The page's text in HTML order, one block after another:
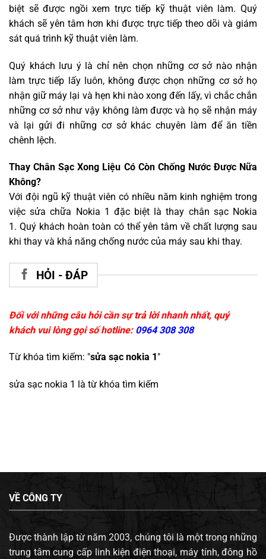
biệt sẽ được ngồi xem trực tiếp kỹ thuật viên làm. Quý
khách sẽ yên tâm hơn khi được trực tiếp theo dõi và giám
sát quá trình kỹ thuật viên làm.
Quý khách lưu ý là chỉ nên chọn những cơ sở nào nhận
làm trực tiếp lấy luôn, không được chọn những cơ sở họ
nhận giữ máy lại và hẹn khi nào xong đến lấy, vì chắc chắn
những cơ sở như vậy không làm được và họ sẽ nhận máy
và lại gửi đi những cơ sở khác chuyên làm để ăn tiền
chênh lệch.
Thay Chân Sạc Xong Liệu Có Còn Chống Nước Được Nữa
Không?
Với đội ngũ kỹ thuật viên có nhiều năm kinh nghiệm trong
việc sửa chữa Nokia 1 đặc biệt là thay chân sạc Nokia
1. Quý khách hoàn toàn có thể yên tâm về chất lượng sau
khi thay và khả năng chống nước của máy sau khi thay.
HỎI - ĐÁP
Đối với những câu hỏi cần sự trả lời nhanh nhất, quý
khách vui lòng gọi số hotline: 0964 308 308
Từ khóa tìm kiếm: "sửa sạc nokia 1 "
sửa sạc nokia 1 là từ khóa tìm kiếm
VỀ CÔNG TY
Được thành lập từ năm 2003, chúng tôi là một trong những
trung tâm cung cấp linh kiện điện thoại, máy tính, đông hồ